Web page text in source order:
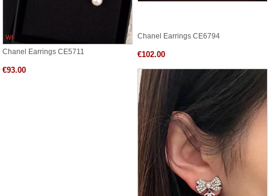
Chanel Earrings CE5711
€93.00
Chanel Earrings CE6794
€102.00